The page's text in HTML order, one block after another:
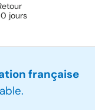
jours
française